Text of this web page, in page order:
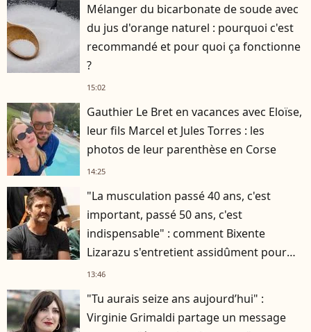
Mélanger du bicarbonate de soude avec
du jus d'orange naturel : pourquoi c'est
recommandé et pour quoi ça fonctionne
?
15:02
Gauthier Le Bret en vacances avec Eloïse,
leur fils Marcel et Jules Torres : les
photos de leur parenthèse en Corse
14:25
"La musculation passé 40 ans, c'est
important, passé 50 ans, c'est
indispensable" : comment Bixente
Lizarazu s'entretient assidûment pour
rester musclé à 56 ans ?
13:46
"Tu aurais seize ans aujourd’hui" :
Virginie Grimaldi partage un message